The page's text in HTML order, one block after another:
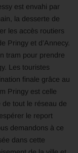
est envahi par
la desserte de
les accès routiers
Pringy et d’Annecy.
tram pour prendre
Les touristes
finale grâce au
Pringy est celle
tout le réseau de
le report
demandons à ce
dans cette